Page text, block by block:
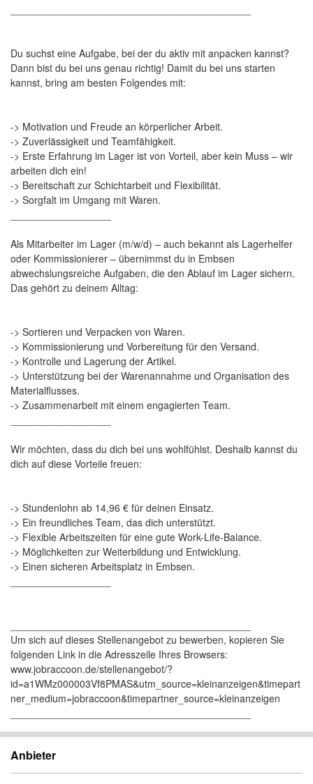
Du suchst eine Aufgabe, bei der du aktiv mit anpacken kannst?
Dann bist du bei uns genau richtig! Damit du bei uns starten
kannst, bring am besten Folgendes mit:
-> Motivation und Freude an körperlicher Arbeit.
-> Zuverlässigkeit und Teamfähigkeit.
-> Erste Erfahrung im Lager ist von Vorteil, aber kein Muss – wir
arbeiten dich ein!
-> Bereitschaft zur Schichtarbeit und Flexibilität.
-> Sorgfalt im Umgang mit Waren.
Als Mitarbeiter im Lager (m/w/d) – auch bekannt als Lagerhelfer
oder Kommissionierer – übernimmst du in Embsen
abwechslungsreiche Aufgaben, die den Ablauf im Lager sichern.
Das gehört zu deinem Alltag:
-> Sortieren und Verpacken von Waren.
-> Kommissionierung und Vorbereitung für den Versand.
-> Kontrolle und Lagerung der Artikel.
-> Unterstützung bei der Warenannahme und Organisation des
Materialflusses.
-> Zusammenarbeit mit einem engagierten Team.
Wir möchten, dass du dich bei uns wohlfühlst. Deshalb kannst du
dich auf diese Vorteile freuen:
-> Stundenlohn ab 14,96 € für deinen Einsatz.
-> Ein freundliches Team, das dich unterstützt.
-> Flexible Arbeitszeiten für eine gute Work-Life-Balance.
-> Möglichkeiten zur Weiterbildung und Entwicklung.
-> Einen sicheren Arbeitsplatz in Embsen.
Um sich auf dieses Stellenangebot zu bewerben, kopieren Sie
folgenden Link in die Adresszeile Ihres Browsers:
www.jobraccoon.de/stellenangebot/?
id=a1WMz000003Vf8PMAS&utm_source=kleinanzeigen&timepart
ner_medium=jobraccoon&timepartner_source=kleinanzeigen
Anbieter